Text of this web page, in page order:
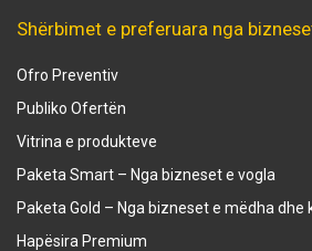
Shërbimet e preferuara nga
Ofro Preventiv
Publiko Ofertën
Vitrina e produkteve
Paketa Smart – Nga bizneset e vogla
Paketa Gold – Nga bizneset e mëdha
Hapësira Premium